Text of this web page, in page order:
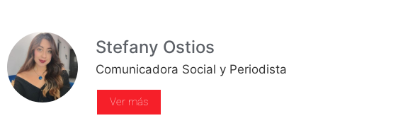
Stefany Ostios
Comunicadora Social y Periodista
Ver más